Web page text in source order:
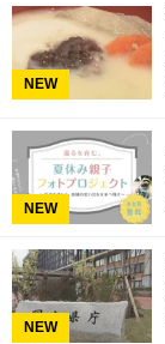
NEW
NEW
NEW